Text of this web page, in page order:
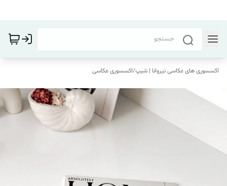
اکسسوری های عکاسی نیروانا | شیپ/اکسسوری عکاسی